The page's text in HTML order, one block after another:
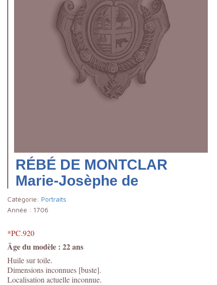
RÉBÉ DE MONTCLAR
Marie-Josèphe de
Catégorie: Portraits
Année : 1706
*PC.920
Âge du modèle : 22 ans
Huile sur toile.
Dimensions inconnues [buste].
Localisation actuelle inconnue.